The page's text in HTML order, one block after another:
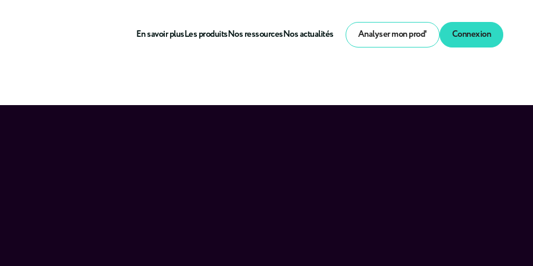
En savoir plusLes produitsNos ressourcesNos actualités Analyser mon prod' Connexion